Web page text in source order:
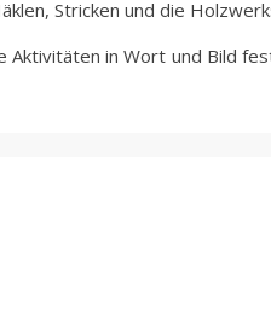
Stricken und die
in Wort und Bild